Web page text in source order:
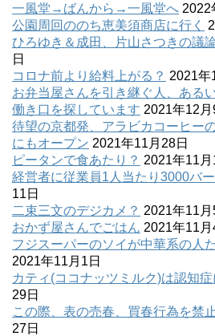
一風堂→ばんから→一風堂へ 2022
公園周回ののち恵美須商店に行く
ひろゆき＆成田、片山さつきの議
日
コロナ前より給料上がる？ 2021年
お弁当屋さんを引き継ぐ人、ある
働き口を探しています 2021年12月
待望の京都発、アラビカコーヒー
にもオープン 2021年11月28日
ピータンで食あたり？ 2021年11月
経営者に従業員1人当たり3000バ
11日
二束三文のデジカメ？ 2021年11月
おかず屋さんでごはん 2021年11月
フジスーパーのソイが中華系の人
2021年11月1日
カティ(ココナッツミルク)は認知症
29日
この際、表の売春、買春行為を禁
27日